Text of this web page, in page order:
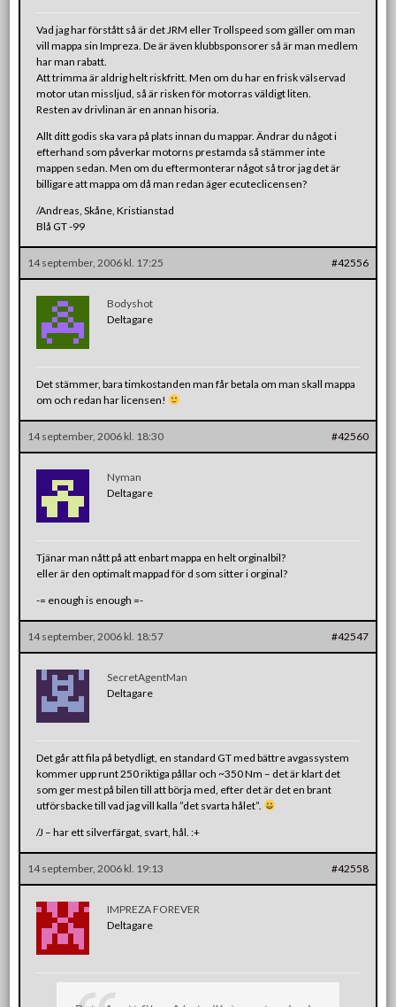
Vad jag har förstått så är det JRM eller Trollspeed som gäller om man
vill mappa sin Impreza. De är även klubbsponsorer så är man medlem
har man rabatt.
Att trimma är aldrig helt riskfritt. Men om du har en frisk välservad
motor utan missljud, så är risken för motorras väldigt liten.
Resten av drivlinan är en annan hisoria.
Allt ditt godis ska vara på plats innan du mappar. Ändrar du något i
efterhand som påverkar motorns prestamda så stämmer inte
mappen sedan. Men om du eftermonterar något så tror jag det är
billigare att mappa om då man redan äger ecuteclicensen?
/Andreas, Skåne, Kristianstad
Blå GT -99
14 september, 2006 kl. 17:25 #42556
Bodyshot
Deltagare
Det stämmer, bara timkostanden man får betala om man skall mappa
om och redan har licensen!
14 september, 2006 kl. 18:30 #42560
Nyman
Deltagare
Tjänar man nått på att enbart mappa en helt orginalbil?
eller är den optimalt mappad för d som sitter i orginal?
-= enough is enough =-
14 september, 2006 kl. 18:57 #42547
SecretAgentMan
Deltagare
Det går att fila på betydligt, en standard GT med bättre avgassystem
kommer upp runt 250 riktiga pållar och ~350 Nm – det är klart det
som ger mest på bilen till att börja med, efter det är det en brant
utförsbacke till vad jag vill kalla ”det svarta hålet”.
/J – har ett silverfärgat, svart, hål. :+
14 september, 2006 kl. 19:13 #42558
IMPREZA FOREVER
Deltagare